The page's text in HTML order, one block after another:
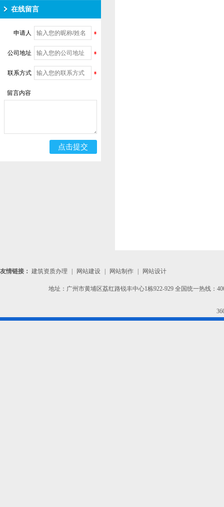
在线留言
申请人
公司地址
联系方式
留言内容
友情链接： 建筑资质办理 网站建设 网站制作 网站设计
地址：广州市黄埔区荔红路锐丰中心1栋922-929 全国统一热线：